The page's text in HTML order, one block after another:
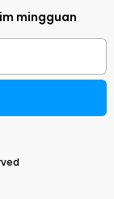
mingguan